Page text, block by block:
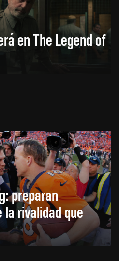
en The Legend of
preparan
rivalidad que